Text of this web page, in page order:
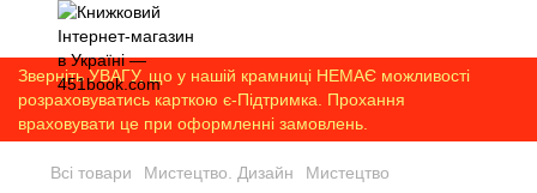
Зверніть УВАГУ, що у нашій крамниці НЕМАЄ можливості
розраховуватись карткою є-Підтримка. Прохання
враховувати це при оформленні замовлень.
Всі товари Мистецтво. Дизайн Мистецтво